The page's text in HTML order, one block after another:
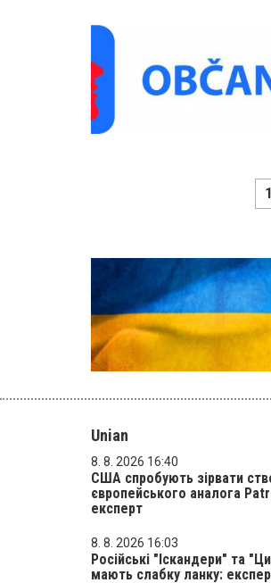
1
Unian
8. 8. 2026 16:40
США спробують зірвати
європейського аналога
експерт
8. 8. 2026 16:03
Російські "Іскандери" та
мають слабку ланку: